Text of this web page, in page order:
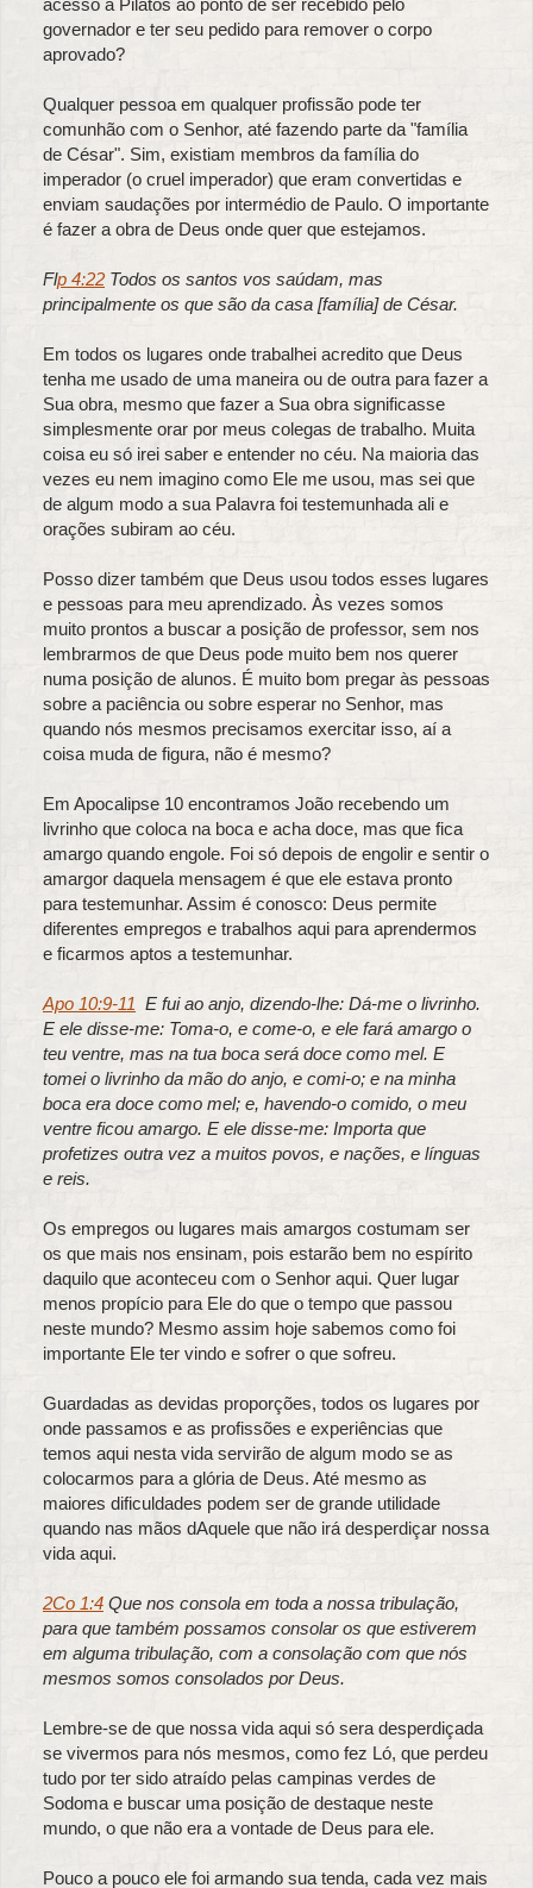
acesso a Pilatos ao ponto de ser recebido pelo
governador e ter seu pedido para remover o corpo
aprovado?
Qualquer pessoa em qualquer profissão pode ter
comunhão com o Senhor, até fazendo parte da "família
de César". Sim, existiam membros da família do
imperador (o cruel imperador) que eram convertidas e
enviam saudações por intermédio de Paulo. O importante
é fazer a obra de Deus onde quer que estejamos.
Flp 4:22 Todos os santos vos saúdam, mas
principalmente os que são da casa [família] de César.
Em todos os lugares onde trabalhei acredito que Deus
tenha me usado de uma maneira ou de outra para fazer a
Sua obra, mesmo que fazer a Sua obra significasse
simplesmente orar por meus colegas de trabalho. Muita
coisa eu só irei saber e entender no céu. Na maioria das
vezes eu nem imagino como Ele me usou, mas sei que
de algum modo a sua Palavra foi testemunhada ali e
orações subiram ao céu.
Posso dizer também que Deus usou todos esses lugares
e pessoas para meu aprendizado. Às vezes somos
muito prontos a buscar a posição de professor, sem nos
lembrarmos de que Deus pode muito bem nos querer
numa posição de alunos. É muito bom pregar às pessoas
sobre a paciência ou sobre esperar no Senhor, mas
quando nós mesmos precisamos exercitar isso, aí a
coisa muda de figura, não é mesmo?
Em Apocalipse 10 encontramos João recebendo um
livrinho que coloca na boca e acha doce, mas que fica
amargo quando engole. Foi só depois de engolir e sentir o
amargor daquela mensagem é que ele estava pronto
para testemunhar. Assim é conosco: Deus permite
diferentes empregos e trabalhos aqui para aprendermos
e ficarmos aptos a testemunhar.
Apo 10:9-11 E fui ao anjo, dizendo-lhe: Dá-me o livrinho.
E ele disse-me: Toma-o, e come-o, e ele fará amargo o
teu ventre, mas na tua boca será doce como mel. E
tomei o livrinho da mão do anjo, e comi-o; e na minha
boca era doce como mel; e, havendo-o comido, o meu
ventre ficou amargo. E ele disse-me: Importa que
profetizes outra vez a muitos povos, e nações, e línguas
e reis.
Os empregos ou lugares mais amargos costumam ser
os que mais nos ensinam, pois estarão bem no espírito
daquilo que aconteceu com o Senhor aqui. Quer lugar
menos propício para Ele do que o tempo que passou
neste mundo? Mesmo assim hoje sabemos como foi
importante Ele ter vindo e sofrer o que sofreu.
Guardadas as devidas proporções, todos os lugares por
onde passamos e as profissões e experiências que
temos aqui nesta vida servirão de algum modo se as
colocarmos para a glória de Deus. Até mesmo as
maiores dificuldades podem ser de grande utilidade
quando nas mãos dAquele que não irá desperdiçar nossa
vida aqui.
2Co 1:4 Que nos consola em toda a nossa tribulação,
para que também possamos consolar os que estiverem
em alguma tribulação, com a consolação com que nós
mesmos somos consolados por Deus.
Lembre-se de que nossa vida aqui só sera desperdiçada
se vivermos para nós mesmos, como fez Ló, que perdeu
tudo por ter sido atraído pelas campinas verdes de
Sodoma e buscar uma posição de destaque neste
mundo, o que não era a vontade de Deus para ele.
Pouco a pouco ele foi armando sua tenda, cada vez mais